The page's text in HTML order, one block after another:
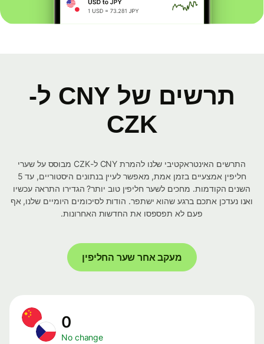
תרשים של CNY ל-
CZK
התרשים האינטראקטיבי שלנו להמרת CNY ל-CZK מבוסס על שערי
חליפין אמצעיים בזמן אמת, מאפשר לעיין בנתונים היסטוריים, עד 5
השנים הקודמות. מחכים לשער חליפין טוב יותר? הגדירו התראה עכשיו
ואנו נעדכן אתכם ברגע שהוא ישתפר. הודות לסיכומים היומיים שלנו, אף
פעם לא תפספסו את החדשות האחרונות.
מעקב אחר שער החליפין
No change